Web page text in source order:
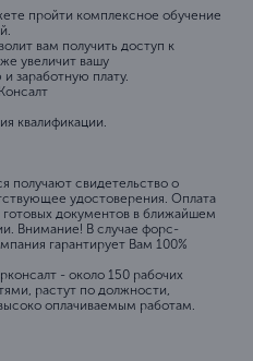
пройти комплексное обучение
вам получить доступ к
увеличит вашу
заработную плату.
квалификации.
получают свидетельство о
удостоверения. Оплата
готовых документов в ближайшем
Внимание! В случае форс-
гарантирует Вам 100%
- около 150 рабочих
растут по должности,
оплачиваемым работам.